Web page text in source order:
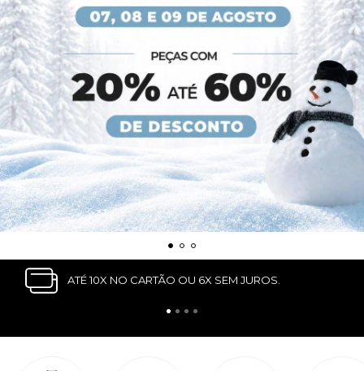
ATÉ 10X NO CARTÃO OU 6X SEM JUROS.